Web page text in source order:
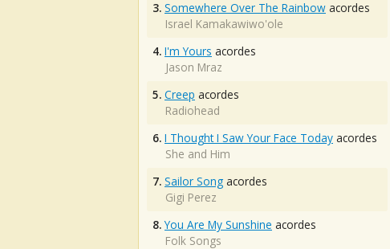
3. Somewhere Over The Rainbow acordes
Israel Kamakawiwo'ole
4. I'm Yours acordes
Jason Mraz
5. Creep acordes
Radiohead
6. I Thought I Saw Your Face Today acordes
She and Him
7. Sailor Song acordes
Gigi Perez
8. You Are My Sunshine acordes
Folk Songs